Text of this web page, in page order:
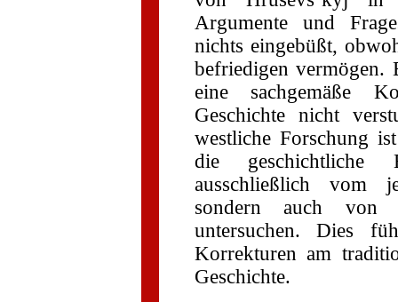
Argumente und
nichts eingebüßt,
befriedigen vermögen.
eine sachgemäße
Geschichte nicht
westliche Forschung
die geschichtliche
ausschließlich vom
sondern auch von
untersuchen. Dies
Korrekturen am
Geschichte.